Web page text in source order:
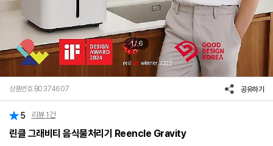
1/6
상품번호 B0374607 공유하기
5 리뷰 1건
린클 그래비티 음식물처리기 Reencle Gravity